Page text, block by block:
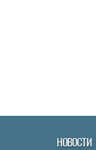
НОВОСТИ